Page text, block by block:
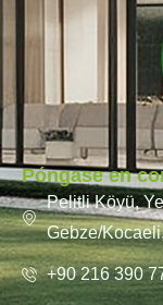
Póngase en
Pelitli Köyü,
Gebze/
+90 216 390